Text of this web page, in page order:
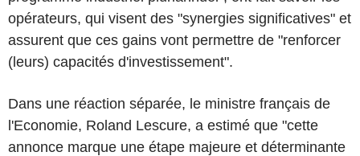
opérateurs, qui visent des "synergies significatives" et
assurent que ces gains vont permettre de "renforcer
(leurs) capacités d'investissement".
Dans une réaction séparée, le ministre français de
l'Economie, Roland Lescure, a estimé que "cette
annonce marque une étape majeure et déterminante